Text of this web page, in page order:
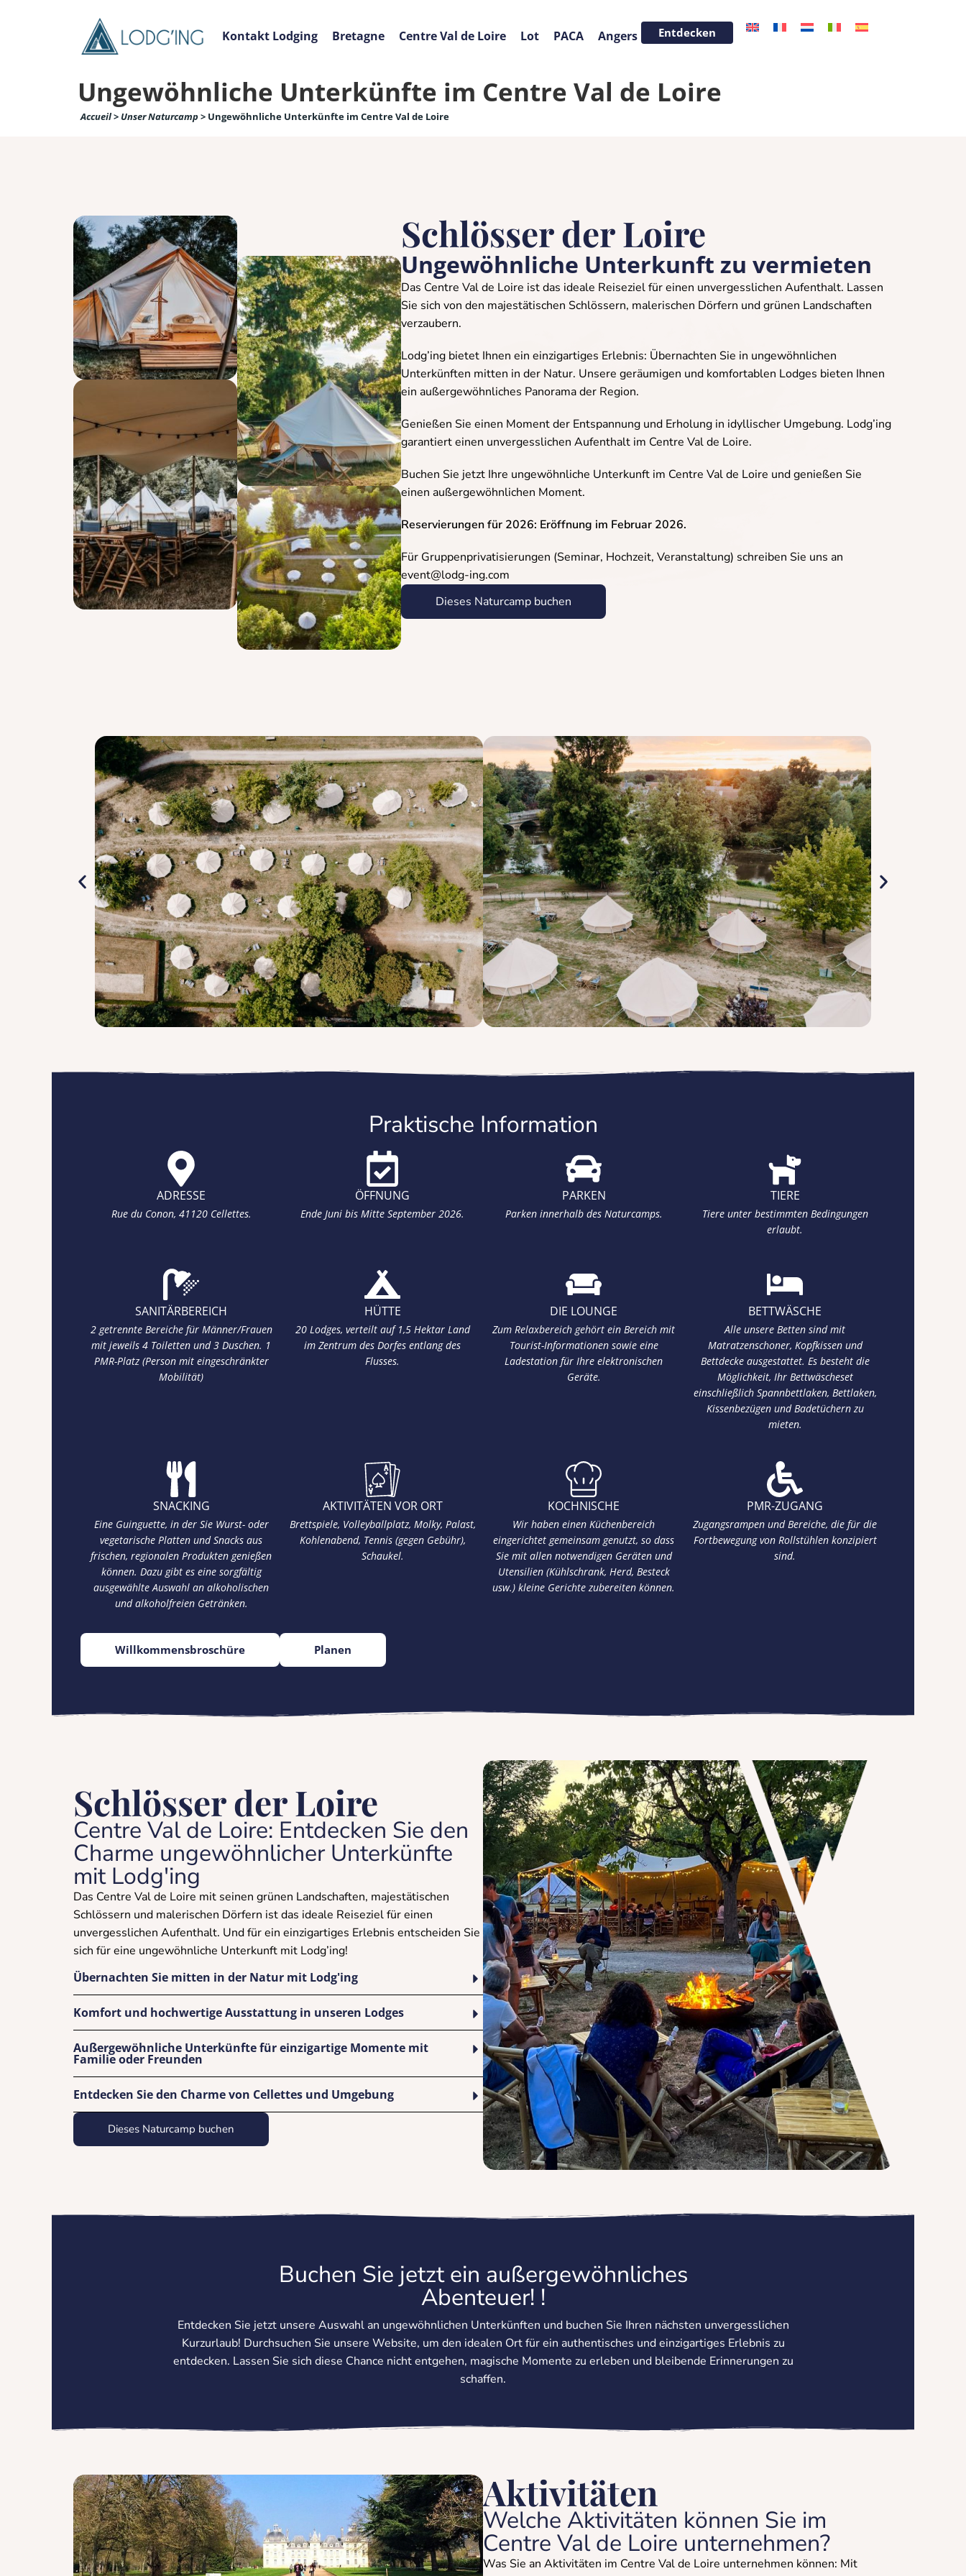
Kontakt Lodging Bretagne Centre Val de Loire Lot PACA Angers Entdecken
Ungewöhnliche Unterkünfte im Centre Val de Loire
Accueil> Unser Naturcamp> Ungewöhnliche Unterkünfte im Centre Val de Loire
Schlösser der Loire
Ungewöhnliche Unterkunft zu vermieten
Das Centre Val de Loire ist das ideale Reiseziel für einen unvergesslichen Aufenthalt. Lassen
Sie sich von den majestätischen Schlössern, malerischen Dörfern und grünen Landschaften
verzaubern.
Lodg’ing bietet Ihnen ein einzigartiges Erlebnis: Übernachten Sie in ungewöhnlichen
Unterkünften mitten in der Natur. Unsere geräumigen und komfortablen Lodges bieten Ihnen
ein außergewöhnliches Panorama der Region.
Genießen Sie einen Moment der Entspannung und Erholung in idyllischer Umgebung. Lodg’ing
garantiert einen unvergesslichen Aufenthalt im Centre Val de Loire.
Buchen Sie jetzt Ihre ungewöhnliche Unterkunft im Centre Val de Loire und genießen Sie
einen außergewöhnlichen Moment.
Reservierungen für 2026: Eröffnung im Februar 2026.
Für Gruppenprivatisierungen (Seminar, Hochzeit, Veranstaltung) schreiben Sie uns an
event@lodg-ing.com
Dieses Naturcamp buchen
Praktische Information
ADRESSE
Rue du Conon, 41120 Cellettes.
ÖFFNUNG
Ende Juni bis Mitte September 2026.
PARKEN
Parken innerhalb des Naturcamps.
TIERE
Tiere unter bestimmten Bedingungen
erlaubt.
SANITÄRBEREICH
2 getrennte Bereiche für Männer/Frauen
mit jeweils 4 Toiletten und 3 Duschen. 1
PMR-Platz (Person mit eingeschränkter
Mobilität)
HÜTTE
20 Lodges, verteilt auf 1,5 Hektar Land
im Zentrum des Dorfes entlang des
Flusses.
DIE LOUNGE
Zum Relaxbereich gehört ein Bereich mit
Tourist-Informationen sowie eine
Ladestation für Ihre elektronischen
Geräte.
BETTWÄSCHE
Alle unsere Betten sind mit
Matratzenschoner, Kopfkissen und
Bettdecke ausgestattet. Es besteht die
Möglichkeit, Ihr Bettwäscheset
einschließlich Spannbettlaken, Bettlaken,
Kissenbezügen und Badetüchern zu
mieten.
SNACKING
Eine Guinguette, in der Sie Wurst- oder
vegetarische Platten und Snacks aus
frischen, regionalen Produkten genießen
können. Dazu gibt es eine sorgfältig
ausgewählte Auswahl an alkoholischen
und alkoholfreien Getränken.
AKTIVITÄTEN VOR ORT
Brettspiele, Volleyballplatz, Molky, Palast,
Kohlenabend, Tennis (gegen Gebühr),
Schaukel.
KOCHNISCHE
Wir haben einen Küchenbereich
eingerichtet gemeinsam genutzt, so dass
Sie mit allen notwendigen Geräten und
Utensilien (Kühlschrank, Herd, Besteck
usw.) kleine Gerichte zubereiten können.
PMR-ZUGANG
Zugangsrampen und Bereiche, die für die
Fortbewegung von Rollstühlen konzipiert
sind.
Willkommensbroschüre Planen
Schlösser der Loire
Centre Val de Loire: Entdecken Sie den
Charme ungewöhnlicher Unterkünfte
mit Lodg'ing
Das Centre Val de Loire mit seinen grünen Landschaften, majestätischen
Schlössern und malerischen Dörfern ist das ideale Reiseziel für einen
unvergesslichen Aufenthalt. Und für ein einzigartiges Erlebnis entscheiden Sie
sich für eine ungewöhnliche Unterkunft mit Lodg’ing!
Übernachten Sie mitten in der Natur mit Lodg'ing
Komfort und hochwertige Ausstattung in unseren Lodges
Außergewöhnliche Unterkünfte für einzigartige Momente mit
Familie oder Freunden
Entdecken Sie den Charme von Cellettes und Umgebung
Dieses Naturcamp buchen
Buchen Sie jetzt ein außergewöhnliches
Abenteuer! !
Entdecken Sie jetzt unsere Auswahl an ungewöhnlichen Unterkünften und buchen Sie Ihren nächsten unvergesslichen
Kurzurlaub! Durchsuchen Sie unsere Website, um den idealen Ort für ein authentisches und einzigartiges Erlebnis zu
entdecken. Lassen Sie sich diese Chance nicht entgehen, magische Momente zu erleben und bleibende Erinnerungen zu
schaffen.
Aktivitäten
Welche Aktivitäten können Sie im
Centre Val de Loire unternehmen?
Was Sie an Aktivitäten im Centre Val de Loire unternehmen können: Mit